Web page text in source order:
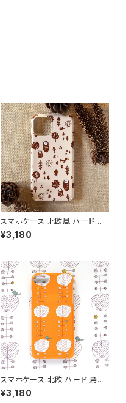
スマホケース 北欧風 ハードケ
ース iPhone17/galaxy/Goog
lepixel/Xperia 動物 フクロウ
¥3,180
スマホケース 北欧 ハード 鳥柄
iPhone17/16/Pixel/Galaxy
大人可愛い【オレンジの木と鳥】
¥3,180